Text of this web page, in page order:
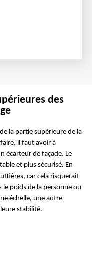
des
la partie supérieure de la
il faut avoir à
écarteur de façade. Le
et plus sécurisé. En
car cela risquerait
le poids de la personne ou
échelle, une autre
stabilité.